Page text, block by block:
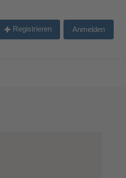
Registrieren Anmelden